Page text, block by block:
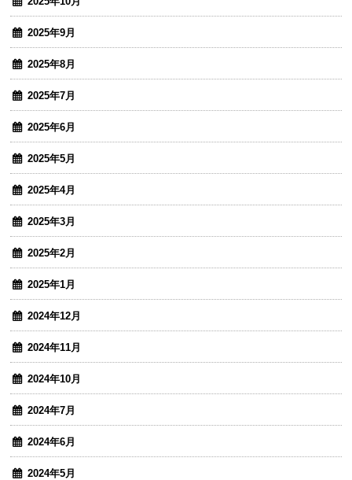
2025年9月
2025年8月
2025年7月
2025年6月
2025年5月
2025年4月
2025年3月
2025年2月
2025年1月
2024年12月
2024年11月
2024年10月
2024年7月
2024年6月
2024年5月